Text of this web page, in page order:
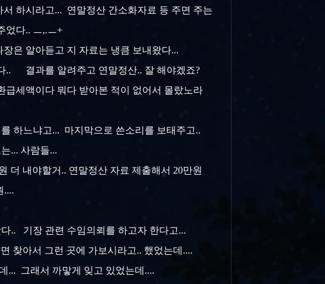
하시라고... 연말정산 간소화자료 등 주면 주는
었다.. ㅡ,.ㅡ+
은 알아듣고 지 자료는 냉큼 보내왔다...
.. 결과를 알려주고 연말정산.. 잘 해야겠죠?
세액이다 뭐다 받아본 적이 없어서 몰랐노라
하느냐고... 마지막으로 쓴소리를 보태주고..
... 사람들...
내야할거.. 연말정산 자료 제출해서 20만원
....
.. 기장 관련 수임의뢰를 하고자 한다고...
찾아서 그런 곳에 가보시라고.. 했었는데....
... 그래서 까맣게 잊고 있었는데....